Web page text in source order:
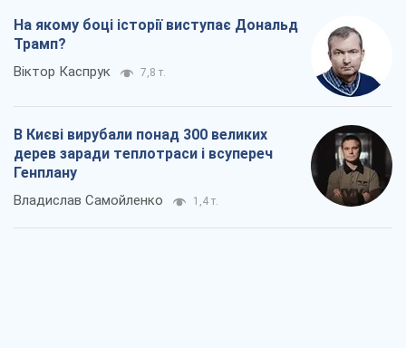
На якому боці історії виступає Дональд
Трамп?
Віктор Каспрук 7,8 т.
В Києві вирубали понад 300 великих
дерев заради теплотраси і всупереч
Генплану
Владислав Самойленко 1,4 т.